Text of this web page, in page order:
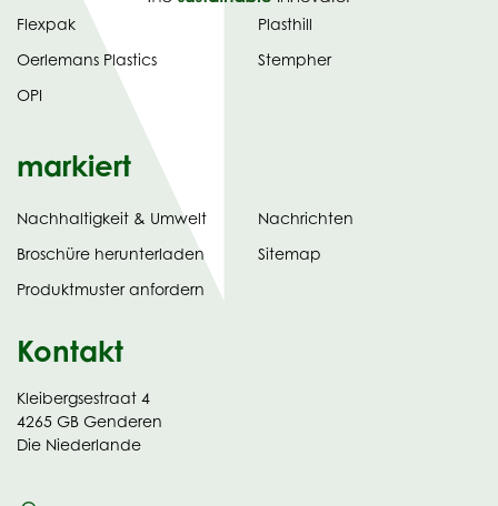
Flexpak
Oerlemans Plastics
OPI
Plasthill
Stempher
markiert
Nachhaltigkeit & Umwelt
Broschüre herunterladen
in
new
Produktmuster anfordern
Nachrichten
Sitemap
Kontakt
Kleibergsestraat 4
4265 GB Genderen
Die Niederlande